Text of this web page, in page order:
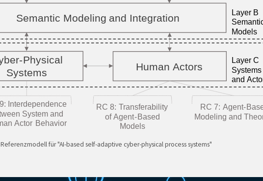
Referenzmodell für "AI-based self-adaptive cyber-physical process systems"